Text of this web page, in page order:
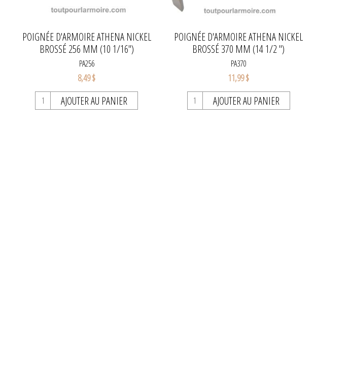
POIGNÉE D'ARMOIRE ATHENA NICKEL
BROSSÉ 256 MM (10 1/16")
PA256
8,49 $
AJOUTER AU PANIER
POIGNÉE D'ARMOIRE ATHENA NICKEL
BROSSÉ 370 MM (14 1/2 ")
PA370
11,99 $
AJOUTER AU PANIER